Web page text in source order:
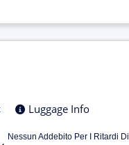
Luggage Info
Nessun Addebito Per I Ritardi Di